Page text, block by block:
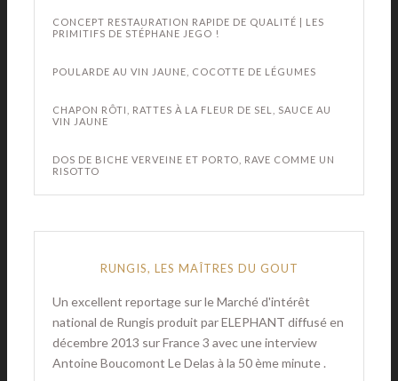
CONCEPT RESTAURATION RAPIDE DE QUALITÉ | LES
PRIMITIFS DE STÉPHANE JEGO !
POULARDE AU VIN JAUNE, COCOTTE DE LÉGUMES
CHAPON RÔTI, RATTES À LA FLEUR DE SEL, SAUCE AU
VIN JAUNE
DOS DE BICHE VERVEINE ET PORTO, RAVE COMME UN
RISOTTO
RUNGIS, LES MAÎTRES DU GOUT
Un excellent reportage sur le Marché d'intérêt
national de Rungis produit par ELEPHANT diffusé en
décembre 2013 sur France 3 avec une interview
Antoine Boucomont Le Delas à la 50 ème minute .